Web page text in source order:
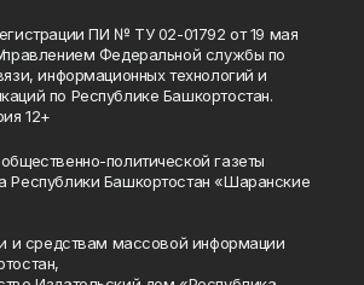
ПИ № ТУ 02-01792 от 19 мая
Федеральной службы по
информационных технологий и
по Республике Башкортостан.
12+
политической газеты
Республики Башкортостан «Шаранские
и средствам массовой информации